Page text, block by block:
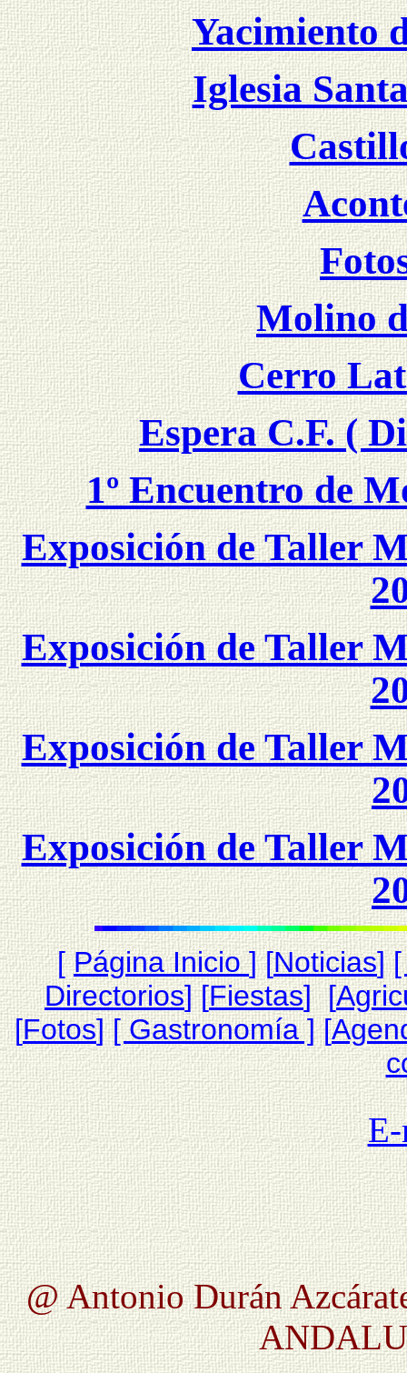
Yacimiento
Iglesia
Molino
Cerro
Espera C.F. (
1º Encuentro de
Exposición de Taller
Exposición de Taller
Exposición de Taller
Exposición de Taller
[Página Inicio ][Noticias]
Directorios] [Fiestas] [
[Fotos][ Gastronomía ][
@ Antonio Durán